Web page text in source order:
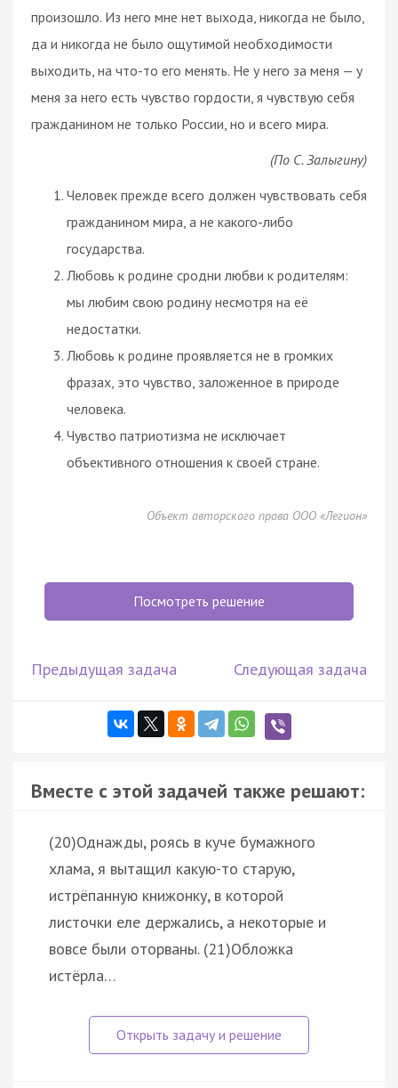
произошло. Из него мне нет выхода, никогда не было,
да и никогда не было ощутимой необходимости
выходить, на что-то его менять. Не у него за меня — у
меня за него есть чувство гордости, я чувствую себя
гражданином не только России, но и всего мира.
(По С. Залыгину)
Человек прежде всего должен чувствовать себя
гражданином мира, а не какого-либо
государства.
Любовь к родине сродни любви к родителям:
мы любим свою родину несмотря на её
недостатки.
Любовь к родине проявляется не в громких
фразах, это чувство, заложенное в природе
человека.
Чувство патриотизма не исключает
объективного отношения к своей стране.
Объект авторского права ООО «Легион»
Посмотреть решение
Предыдущая задача Следующая задача
Вместе с этой задачей также решают:
(20)Однажды, роясь в куче бумажного
хлама, я вытащил какую-то старую,
истрёпанную книжонку, в которой
листочки еле держались, а некоторые и
вовсе были оторваны. (21)Обложка
истёрла…